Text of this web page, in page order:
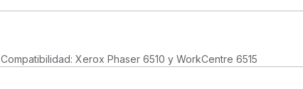
Xerox Phaser 6510 y WorkCentre 6515